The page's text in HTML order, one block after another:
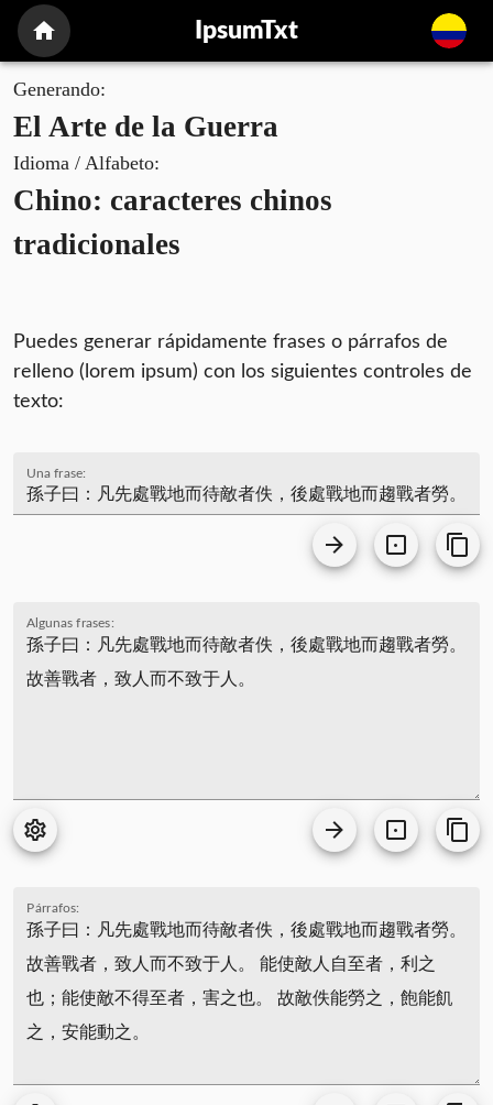
IpsumTxt
Generando:
El Arte de la Guerra
Idioma / Alfabeto:
Chino: caracteres chinos
tradicionales
Puedes generar rápidamente frases o párrafos de
relleno (lorem ipsum) con los siguientes controles de
texto:
Una frase:
Algunas frases:
Párrafos: